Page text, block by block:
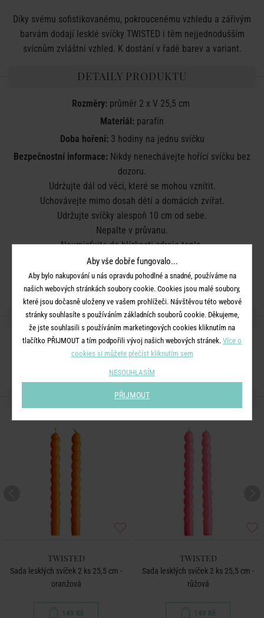
Díky svému sofistikovanému, pokroucenému vzhledu a zářivým
barvám dodají lesklé svíčky TWISTED i těm nejjednodušším
svícnům zvláštní vzhled. K dostání v řadě barev a variant.
DETAILY PRODUKTU
Rozměry: průměr 2 x V 25,5 cm
Materiál: parafín
Doba hoření:3 hodiny na jednu svíčku
Bezpečnostní informace: Nikdy nenechávejte hořící svíčku bez
dozoru.
Udržujte dál od věcí, které se mohou vznítit.
Uchovávejte mimo dosah dětí a domácích zvířat.
Udržujte svíčky alespoň 10 cm od sebe.
Nepalte v průvanu.
Neumisťujte do blízkosti zdroje tepla.
Zastřihněte knot na 1 cm.
Plamen zhášejte. Nesfoukávejte jej.
SDÍLEJTE S PŘÁTELI
DALŠÍ PRODUKTY ZE SÉRIE
TWISTED
Sada lesklých svíček 2 ks 25,5 cm -
oranžová
149 Kč
TWISTED
Sada lesklých svíček 2 ks 25,5 cm -
růžová
149 Kč
Aby vše dobře fungovalo...
Aby bylo nakupování u nás opravdu pohodlné a snadné, používáme na
našich webových stránkách soubory cookie. Cookies jsou malé soubory,
které jsou dočasně uloženy ve vašem prohlížeči. Návštěvou této webové
stránky souhlasíte s používáním základních souborů cookie. Děkujeme,
že jste souhlasili s používáním marketingových cookies kliknutím na
tlačítko PŘIJMOUT a tím podpořili vývoj našich webových stránek. Více o
cookies si můžete přečíst kliknutím sem
NESOUHLASÍM
PŘIJMOUT